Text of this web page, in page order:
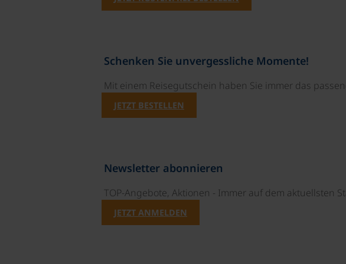
Schenken Sie unvergessliche Momente!
Mit einem Reisegutschein haben Sie immer das
JETZT BESTELLEN
Newsletter abonnieren
TOP-Angebote, Aktionen - Immer auf dem aktuellsten
JETZT ANMELDEN